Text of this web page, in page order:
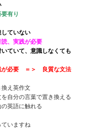
有り
いない
、実践が必要
ていて、意識しなくても
が必要 ＝＞ 良質な文法
文
で置き換える
触れる
いますね